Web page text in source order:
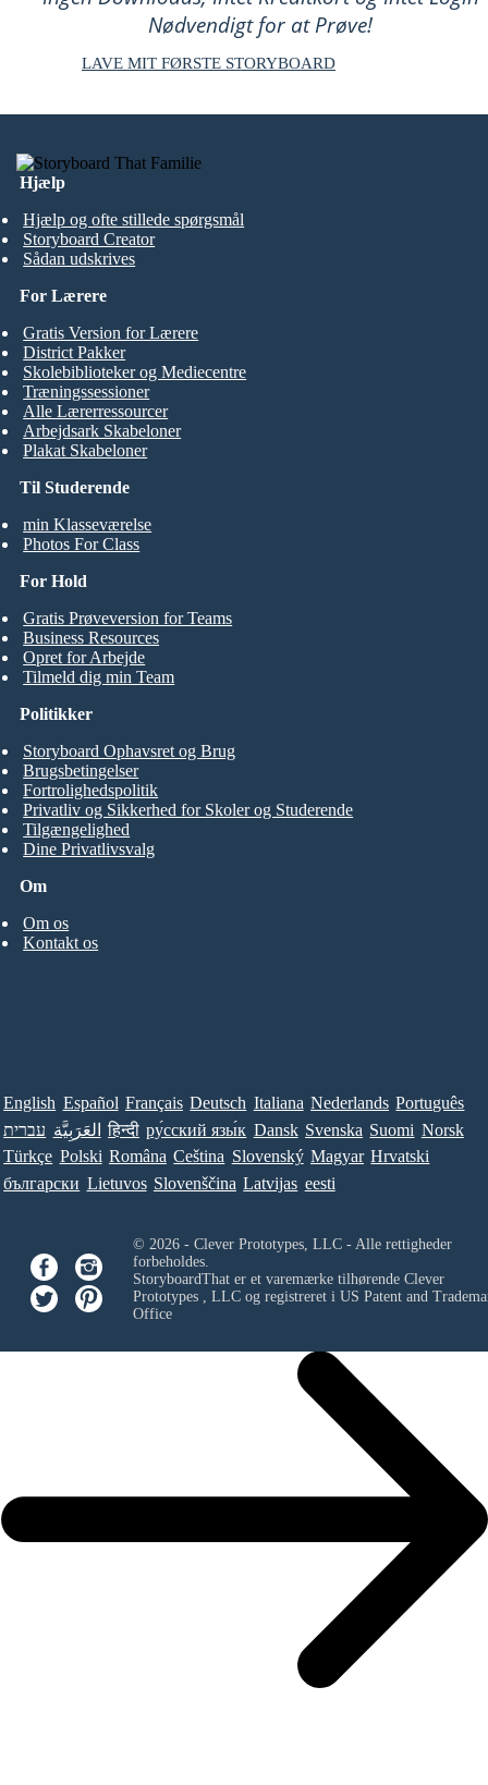
Nødvendigt for at Prøve!
LAVE MIT FØRSTE STORYBOARD
Hjælp
Hjælp og ofte stillede spørgsmål
Storyboard Creator
Sådan udskrives
Til Studerende
min Klasseværelse
Photos For Class
For Lærere
Gratis Version for Lærere
District Pakker
Skolebiblioteker og Mediecentre
Træningssessioner
Alle Lærerressourcer
Arbejdsark Skabeloner
Plakat Skabeloner
For Hold
Gratis Prøveversion for Teams
Business Resources
Opret for Arbejde
Tilmeld dig min Team
Om
Om os
Kontakt os
Politikker
Storyboard Ophavsret og Brug
Brugsbetingelser
Fortrolighedspolitik
Privatliv og Sikkerhed for Skoler og Studerende
Tilgængelighed
Dine Privatlivsvalg
English Español Français Deutsch Italiana Nederlands Português
עברית العَرَبِيَّة हिन्दी ру́сский язы́к Dansk Svenska Suomi Norsk
Türkçe Polski Româna Ceština Slovenský Magyar Hrvatski
български Lietuvos Slovenščina Latvijas eesti
© 2026 - Clever Prototypes, LLC - Alle rettigheder
forbeholdes.
StoryboardThat er et varemærke tilhørende Clever
Prototypes , LLCog registreret i US Patent and
Office